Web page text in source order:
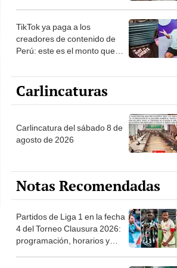
TikTok ya paga a los
creadores de contenido de
Perú: este es el monto que
1.000 vistas
Carlincaturas
Carlincatura del sábado 8 de
agosto de 2026
Notas Recomendadas
Partidos de Liga 1 en la fecha
4 del Torneo Clausura 2026:
programación, horarios y